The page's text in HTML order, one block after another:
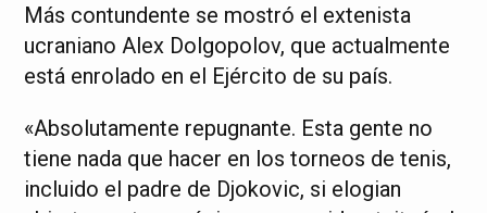
Más contundente se mostró el extenista
ucraniano Alex Dolgopolov, que actualmente
está enrolado en el Ejército de su país.
«Absolutamente repugnante. Esta gente no
tiene nada que hacer en los torneos de tenis,
incluido el padre de Djokovic, si elogian